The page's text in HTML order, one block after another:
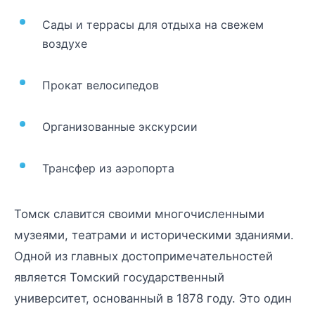
Сады и террасы для отдыха на свежем
воздухе
Прокат велосипедов
Организованные экскурсии
Трансфер из аэропорта
Томск славится своими многочисленными
музеями, театрами и историческими зданиями.
Одной из главных достопримечательностей
является Томский государственный
университет, основанный в 1878 году. Это один